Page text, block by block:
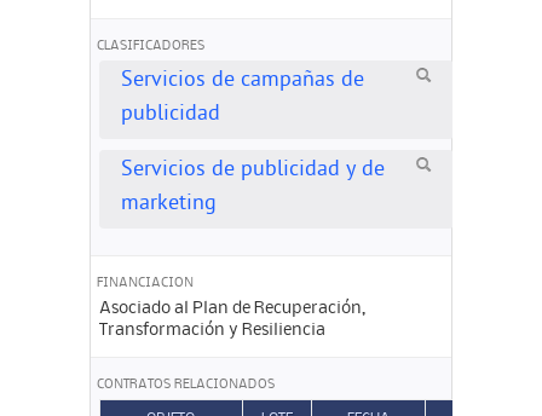
CLASIFICADORES
Servicios de campañas de
publicidad
Servicios de publicidad y de
marketing
FINANCIACION
Asociado al Plan de Recuperación,
Transformación y Resiliencia
CONTRATOS RELACIONADOS